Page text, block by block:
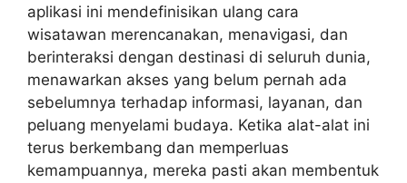
aplikasi ini mendefinisikan ulang cara
wisatawan merencanakan, menavigasi, dan
berinteraksi dengan destinasi di seluruh dunia,
menawarkan akses yang belum pernah ada
sebelumnya terhadap informasi, layanan, dan
peluang menyelami budaya. Ketika alat-alat ini
terus berkembang dan memperluas
kemampuannya, mereka pasti akan membentuk